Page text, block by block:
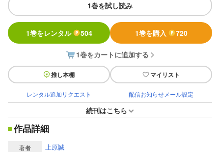
1巻を試し読み
1巻をレンタル 504 1巻を購入 720
1巻をカートに追加する
推し本棚 マイリスト
レンタル追加リクエスト 配信お知らせメール設定
続刊はこちら
作品詳細
著者 上原誠